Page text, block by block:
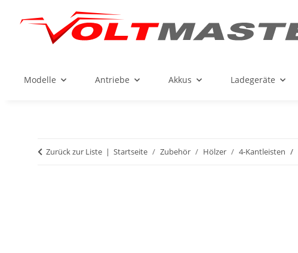
Modelle Antriebe Akkus Ladegeräte
Zurück zur Liste Startseite Zubehör Hölzer 4-Kantleisten